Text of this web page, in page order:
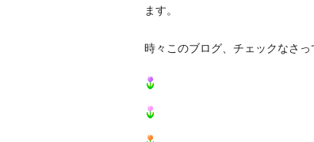
ます。
時々このブログ、チェックなさっ